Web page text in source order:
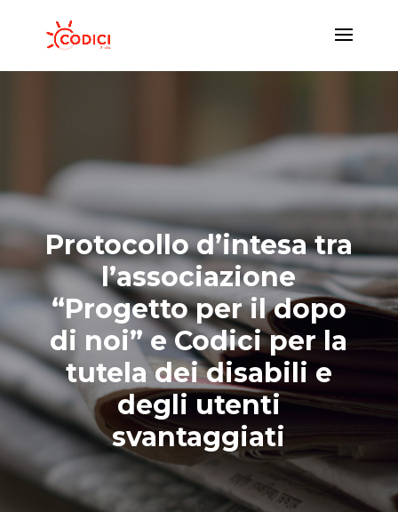
Protocollo d’intesa tra
l’associazione
“Progetto per il dopo
di noi” e Codici per la
tutela dei disabili e
degli utenti
svantaggiati